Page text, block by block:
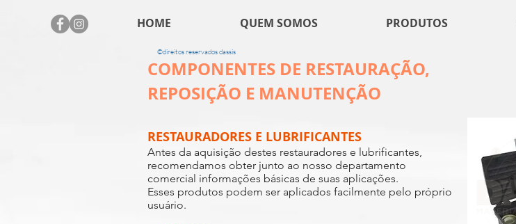
HOME QUEM SOMOS PRODUTOS
©direitos reservados dassis
COMPONENTES DE RESTAURAÇÃO,
REPOSIÇÃO E MANUTENÇÃO
RESTAURADORES E LUBRIFICANTES
Antes da aquisição destes restauradores e lubrificantes,
recomendamos obter junto ao nosso departamento
comercial informações básicas de suas aplicações.
Esses produtos podem ser aplicados facilmente pelo próprio
usuário.